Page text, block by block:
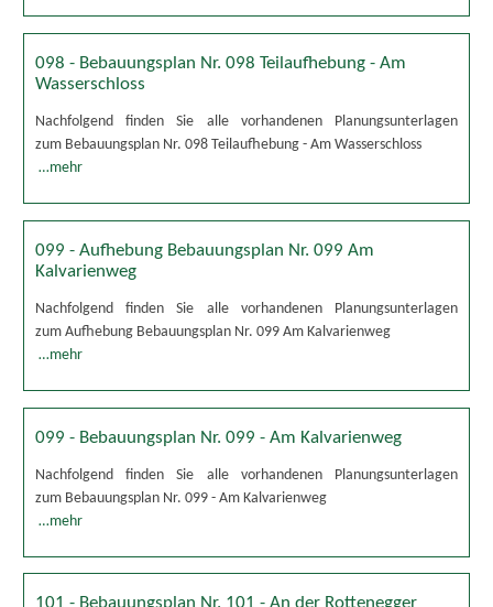
098 - Bebauungsplan Nr. 098 Teilaufhebung - Am
Wasserschloss
Nachfolgend finden Sie alle vorhandenen Planungsunterlagen
zum Bebauungsplan Nr. 098 Teilaufhebung - Am Wasserschloss
…mehr
099 - Aufhebung Bebauungsplan Nr. 099 Am
Kalvarienweg
Nachfolgend finden Sie alle vorhandenen Planungsunterlagen
zum Aufhebung Bebauungsplan Nr. 099 Am Kalvarienweg
…mehr
099 - Bebauungsplan Nr. 099 - Am Kalvarienweg
Nachfolgend finden Sie alle vorhandenen Planungsunterlagen
zum Bebauungsplan Nr. 099 - Am Kalvarienweg
…mehr